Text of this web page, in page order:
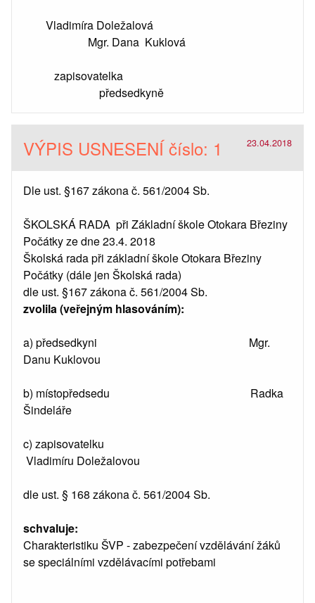
Vladimíra Doležalová
Mgr. Dana Kuklová
zapisovatelka
předsedkyně
VÝPIS USNESENÍ číslo: 1 23.04.2018
Dle ust. §167 zákona č. 561/2004 Sb.
ŠKOLSKÁ RADA při Základní škole Otokara Březiny
Počátky ze dne 23.4. 2018
Školská rada při základní škole Otokara Březiny
Počátky (dále jen Školská rada)
dle ust. §167 zákona č. 561/2004 Sb.
zvolila (veřejným hlasováním):
a) předsedkyni Mgr.
Danu Kuklovou
b) místopředsedu Radka
Šindeláře
c) zapisovatelku
Vladimíru Doležalovou
dle ust. § 168 zákona č. 561/2004 Sb.
schvaluje:
Charakteristiku ŠVP - zabezpečení vzdělávání žáků
se speciálními vzdělávacími potřebami